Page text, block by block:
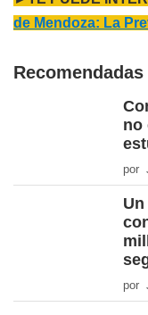
de Mendoza: La
Recomendadas
no
por
por